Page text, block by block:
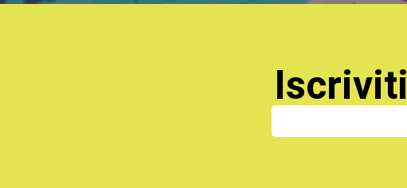
Iscriviti